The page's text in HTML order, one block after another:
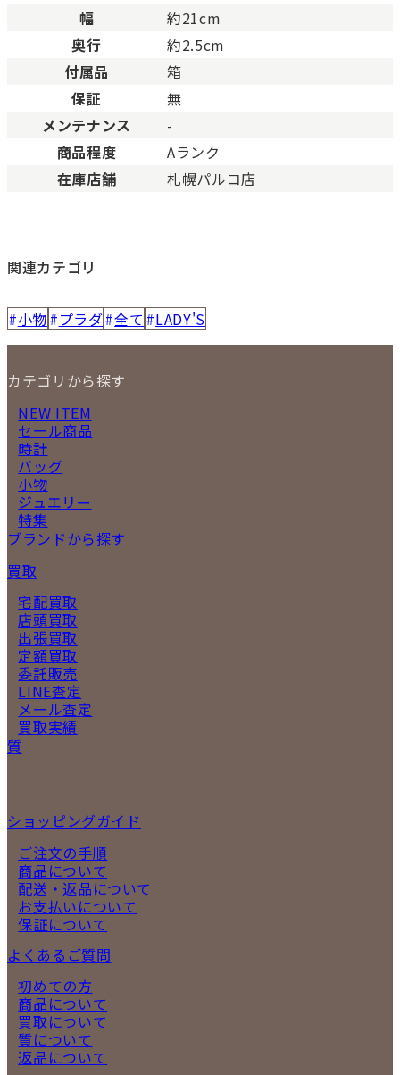
幅
約21cm
奥行
約2.5cm
付属品
箱
保証
無
メンテナンス
-
商品程度
Aランク
在庫店舗
札幌パルコ店
関連カテゴリ
小物 プラダ 全て LADY'S
カテゴリから探す
NEW ITEM
セール商品
時計
バッグ
小物
ジュエリー
特集
ブランドから探す
買取
宅配買取
店頭買取
出張買取
定額買取
委託販売
LINE査定
メール査定
買取実績
質
ショッピングガイド
ご注文の手順
商品について
配送・返品について
お支払いについて
保証について
よくあるご質問
初めての方
商品について
買取について
質について
返品について